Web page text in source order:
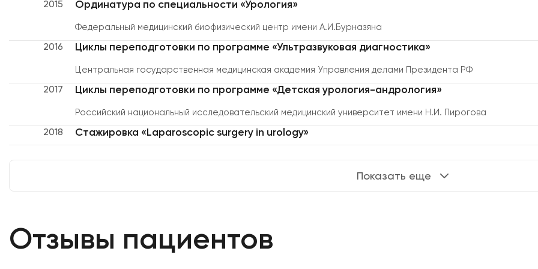
или услугу?
2015 Ординатура по специальности «Урология»
Федеральный медицинский биофизический центр имени А.И.Бурназяна
2016 Циклы переподготовки по программе «Ультразвуковая диагностика»
Центральная государственная медицинская академия Управления делами Президента РФ
2017 Циклы переподготовки по программе «Детская урология-андрология»
Российский национальный исследовательский медицинский университет имени Н.И. Пирогова
2018 Стажировка «Laparoscopic surgery in urology»
Показать еще
Отзывы пациентов